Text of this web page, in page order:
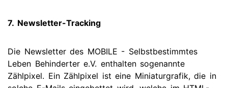
7. Newsletter-Tracking
Die Newsletter des MOBILE - Selbstbestimmtes
Leben Behinderter e.V. enthalten sogenannte
Zählpixel. Ein Zählpixel ist eine Miniaturgrafik, die in